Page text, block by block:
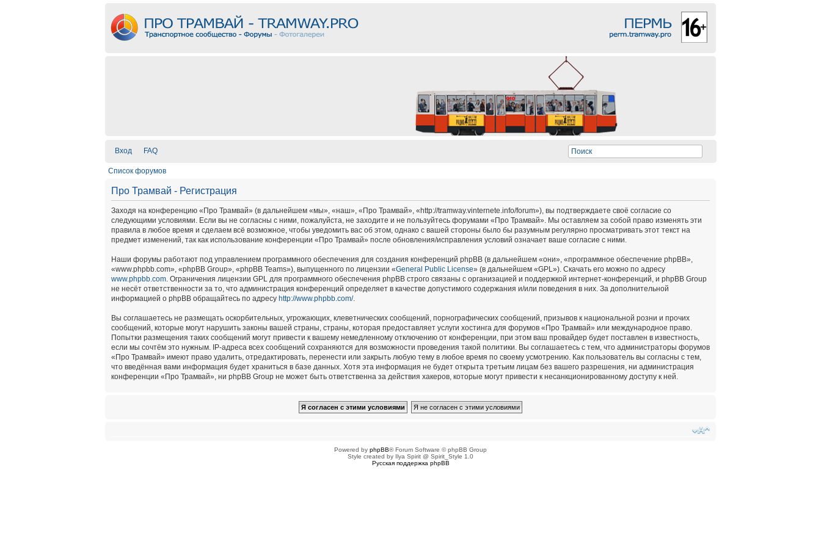
Вход FAQ
Список форумов
Про Трамвай - Регистрация
Заходя на конференцию «Про Трамвай» (в дальнейшем «мы», «наш», «Про Трамвай», «http://tramway.vinternete.info/forum»), вы подтверждаете своё согласие со
следующими условиями. Если вы не согласны с ними, пожалуйста, не заходите и не пользуйтесь форумами «Про Трамвай». Мы оставляем за собой право изменять эти
правила в любое время и сделаем всё возможное, чтобы уведомить вас об этом, однако с вашей стороны было бы разумным регулярно просматривать этот текст на
предмет изменений, так как использование конференции «Про Трамвай» после обновления/исправления условий означает ваше согласие с ними.
Наши форумы работают под управлением программного обеспечения для создания конференций phpBB (в дальнейшем «они», «программное обеспечение phpBB»,
«www.phpbb.com», «phpBB Group», «phpBB Teams»), выпущенного по лицензии «General Public License» (в дальнейшем «GPL»). Скачать его можно по адресу
www.phpbb.com. Ограничения лицензии GPL для программного обеспечения phpBB строго связаны с организацией и поддержкой интернет-конференций, и phpBB Group
не несёт ответственности за то, что администрация конференций определяет в качестве допустимого содержания и/или поведения в них. За дополнительной
информацией о phpBB обращайтесь по адресу http://www.phpbb.com/.
Вы соглашаетесь не размещать оскорбительных, угрожающих, клеветнических сообщений, порнографических сообщений, призывов к национальной розни и прочих
сообщений, которые могут нарушить законы вашей страны, страны, которая предоставляет услуги хостинга для форумов «Про Трамвай» или международное право.
Попытки размещения таких сообщений могут привести к вашему немедленному отключению от конференции, при этом ваш провайдер будет поставлен в известность,
если мы сочтём это нужным. IP-адреса всех сообщений сохраняются для возможности проведения такой политики. Вы соглашаетесь с тем, что администраторы форумов
«Про Трамвай» имеют право удалить, отредактировать, перенести или закрыть любую тему в любое время по своему усмотрению. Как пользователь вы согласны с тем,
что введённая вами информация будет храниться в базе данных. Хотя эта информация не будет открыта третьим лицам без вашего разрешения, ни администрация
конференции «Про Трамвай», ни phpBB Group не может быть ответственна за действия хакеров, которые могут привести к несанкционированному доступу к ней.
Powered by phpBB® Forum Software © phpBB Group
Style created by Ilya Spirit @ Spirit_Style 1.0
Русская поддержка phpBB